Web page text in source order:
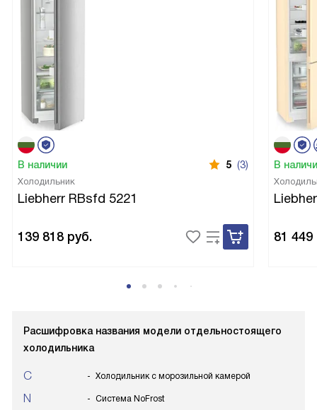
В наличии 5 (3)
Холодильник
Liebherr RBsfd 5221
139 818 руб.
В
81 449
Расшифровка названия модели отдельностоящего
холодильника
C Холодильник с морозильной камерой
N Система NoFrost